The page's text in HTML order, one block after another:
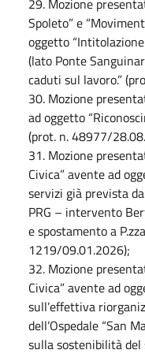
Spoleto” e
oggetto
(lato Ponte
caduti sul lavoro.”
30. Mozione
ad oggetto
(prot. n. 48977/
31. Mozione
Civica” avente ad
servizi già prevista
PRG – intervento
e spostamento a
1219/09.01.2026);
32. Mozione
Civica” avente ad
sull’effettiva
dell’Ospedale “San
sulla sostenibilità del